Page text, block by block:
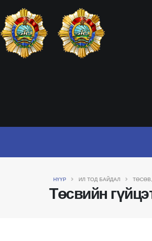
НҮҮР ИЛ ТОД БАЙДАЛ
Төсвийн